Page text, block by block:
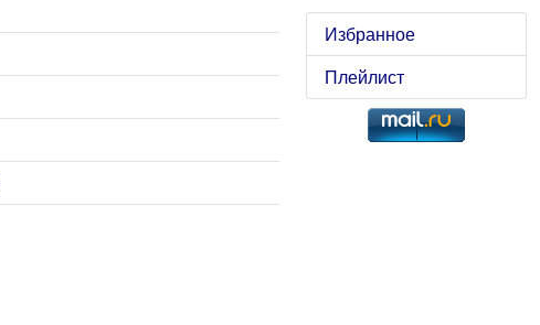
Избранное
Плейлист